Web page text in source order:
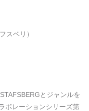
ベリ）
とジャンルを
ボレーションシリーズ第